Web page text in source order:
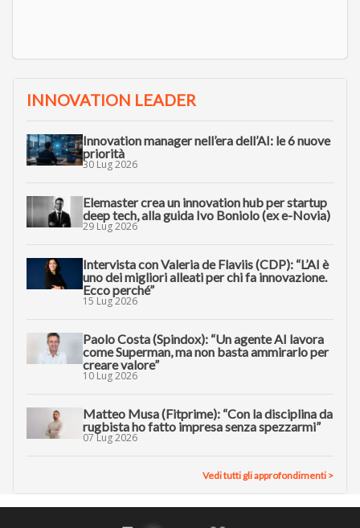
INNOVATION LEADER
Innovation manager nell’era dell’AI: le 6 nuove
priorità
30 Lug 2026
Elemaster crea un innovation hub per startup
deep tech, alla guida Ivo Boniolo (ex e-Novia)
29 Lug 2026
Intervista con Valeria de Flaviis (CDP): “L’AI è
uno dei migliori alleati per chi fa innovazione.
Ecco perché”
15 Lug 2026
Paolo Costa (Spindox): “Un agente AI lavora
come Superman, ma non basta ammirarlo per
creare valore”
10 Lug 2026
Matteo Musa (Fitprime): “Con la disciplina da
rugbista ho fatto impresa senza spezzarmi”
07 Lug 2026
Vedi tutti gli approfondimenti >